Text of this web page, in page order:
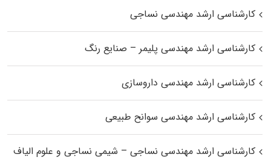
کارشناسی ارشد مهندسی نساجی
کارشناسی ارشد مهندسی پلیمر – صنایع رنگ
کارشناسی ارشد مهندسی داروسازی
کارشناسی ارشد مهندسی سوانح طبیعی
کارشناسی ارشد مهندسی نساجی – شیمی نساجی و علوم الیاف